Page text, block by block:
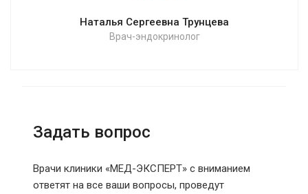
Наталья Сергеевна Трунцева
Врач-эндокринолог
Задать вопрос
Врачи клиники «МЕД-ЭКСПЕРТ» с вниманием
ответят на все ваши вопросы, проведут